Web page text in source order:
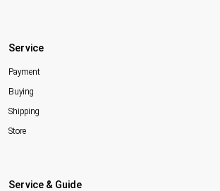
Service
Payment
Buying
Shipping
Store
Service & Guide